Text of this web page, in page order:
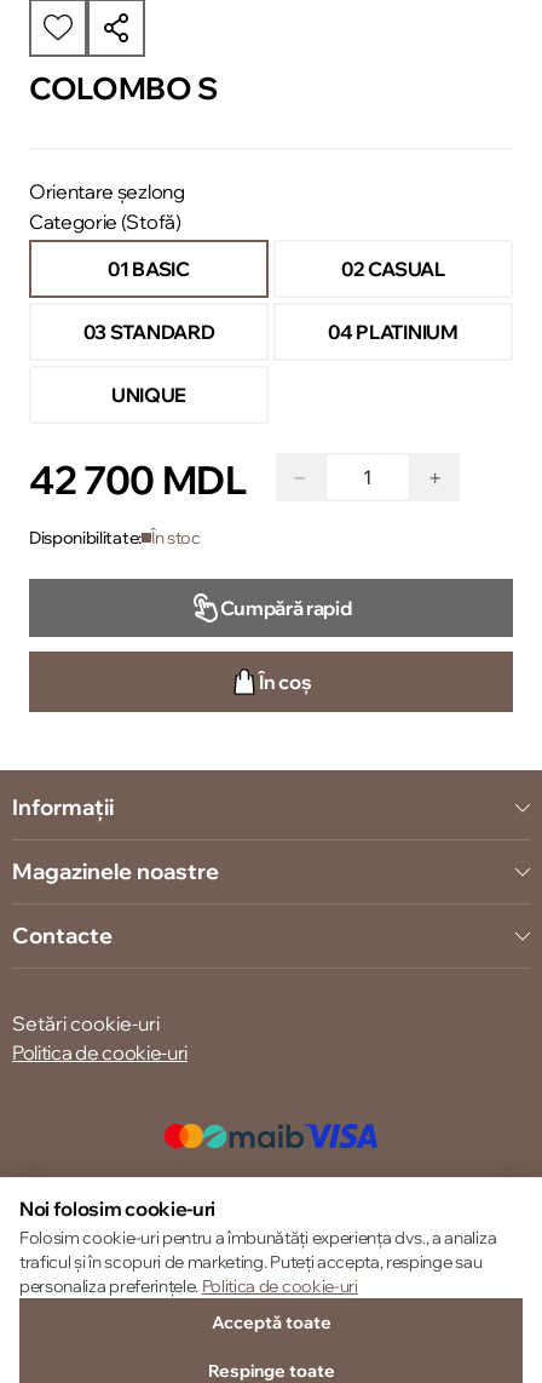
COLOMBO S
Orientare șezlong
Categorie (Stofă)
01 BASIC
02 CASUAL
03 STANDARD 04 PLATINIUM
UNIQUE
42 700 MDL − +
Disponibilitate: În stoc
Cumpără rapid
În coș
Informații
Magazinele noastre
Contacte
Setări cookie-uri
Politica de cookie-uri
© 2013 – 2026 ECOM
Noi folosim cookie-uri
Folosim cookie-uri pentru a îmbunătăți experiența dvs., a analiza
traficul și în scopuri de marketing. Puteți accepta, respinge sau
personaliza preferințele. Politica de cookie-uri
Acceptă toate
Respinge toate